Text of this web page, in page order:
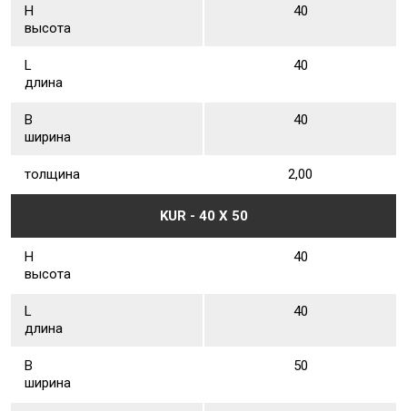
Н
высота
40
L
длина
40
В
ширина
40
толщина 2,00
KUR - 40 Х 50
Н
высота
40
L
длина
40
В
ширина
50